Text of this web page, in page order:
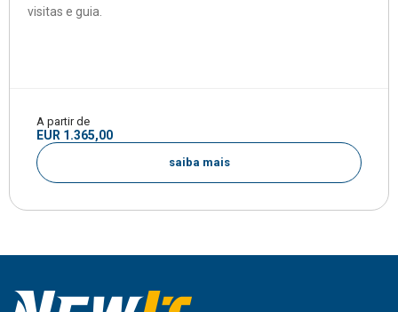
visitas e guia.
A partir de
EUR 1.365,00
saiba mais